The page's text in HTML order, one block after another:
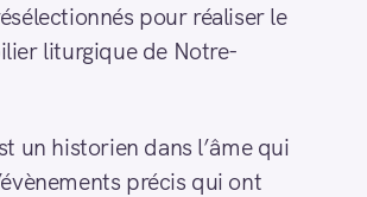
pour réaliser le
liturgique de Notre-
un historien dans l’âme qui
précis qui ont